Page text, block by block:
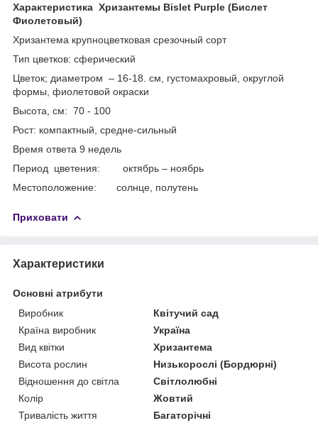
Характеристика Хризантемы Bislet Purple (Бислет
Фиолетовый)
Хризантема крупноцветковая срезочный сорт
Тип цветков: сферический
Цветок; диаметром – 16-18. см, густомахровый, округлой
формы, фиолетовой окраски
Высота, см: 70 - 100
Рост: компактный, средне-сильный
Время ответа 9 недель
Период цветения: октябрь – ноябрь
Местоположение: солнце, полутень
Приховати
Характеристики
Основні атрибути
Виробник
Квітучий сад
Країна виробник
Україна
Вид квітки
Хризантема
Висота рослин
Низькорослі (Бордюрні)
Відношення до світла
Світлолюбні
Колір
Жовтий
Тривалість життя
Багаторічні